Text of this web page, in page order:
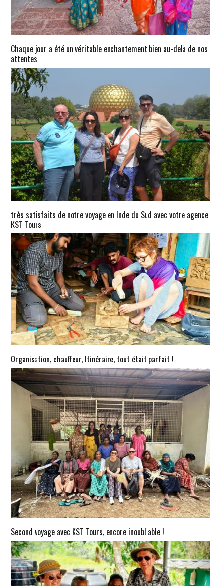
Chaque jour a été un véritable enchantement bien au-delà de nos
attentes
très satisfaits de notre voyage en Inde du Sud avec votre agence
KST Tours
Organisation, chauffeur, Itinéraire, tout était parfait !
Second voyage avec KST Tours, encore inoubliable !